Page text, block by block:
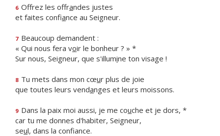
6 Offrez les offrandes justes
et faites confiance au Seigneur.
7 Beaucoup demandent :
« Qui nous fera voir le bonheur ? » *
Sur nous, Seigneur, que s'illumine ton visage !
8 Tu mets dans mon cœur plus de joie
que toutes leurs vendanges et leurs moissons.
9 Dans la paix moi aussi, je me couche et je dors, *
car tu me donnes d'habiter, Seigneur,
seul, dans la confiance.